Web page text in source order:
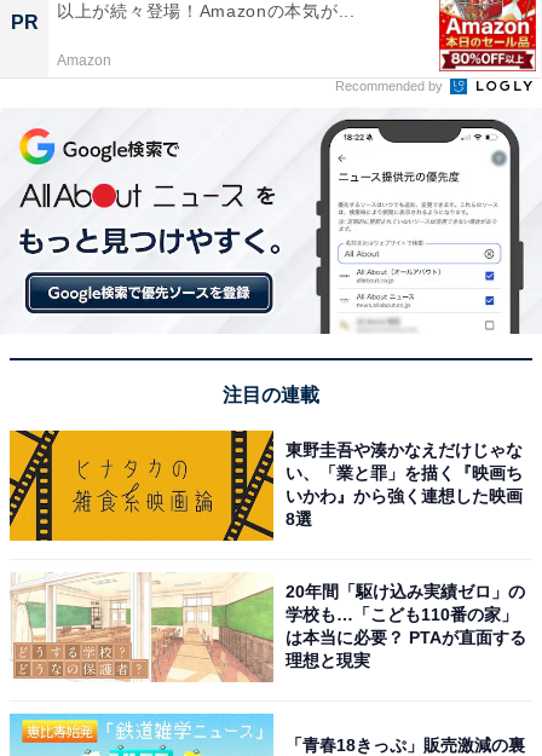
PR
以上が続々登場！Amazonの本気が...
Amazon
Recommended by
注目の連載
東野圭吾や湊かなえだけじゃな
い、「業と罪」を描く『映画ち
いかわ』から強く連想した映画
8選
20年間「駆け込み実績ゼロ」の
学校も…「こども110番の家」
は本当に必要？ PTAが直面する
理想と現実
「青春18きっぷ」販売激減の裏